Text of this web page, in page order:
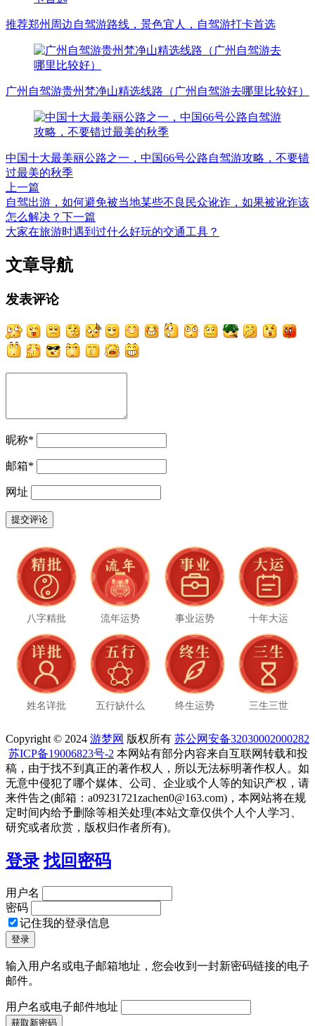
推荐郑州周边自驾游路线，景色宜人，自驾游打卡首选
广州自驾游贵州梵净山精选线路（广州自驾游去哪里比较好）
中国十大最美丽公路之一，中国66号公路自驾游攻略，不要错
过最美的秋季
上一篇
自驾出游，如何避免被当地某些不良民众讹诈，如果被讹诈该
怎么解决？ 下一篇
大家在旅游时遇到过什么好玩的交通工具？
文章导航
发表评论
昵称*
邮箱*
网址
八字精批 流年运势 事业运势 十年大运
姓名详批 五行缺什么 终生运势 三生三世
Copyright © 2024 游梦网 版权所有 苏公网安备32030002000282
苏ICP备19006823号-2 本网站有部分内容来自互联网转载和投
稿，由于找不到真正的著作权人，所以无法标明著作权人。如
无意中侵犯了哪个媒体、公司、企业或个人等的知识产权，请
来件告之(邮箱：a09231721zachen0@163.com)，本网站将在规
定时间内给予删除等相关处理(本站文章仅供个人个人学习、
研究或者欣赏，版权归作者所有)。
登录 找回密码
用户名
密码
记住我的登录信息
输入用户名或电子邮箱地址，您会收到一封新密码链接的电子
邮件。
用户名或电子邮件地址